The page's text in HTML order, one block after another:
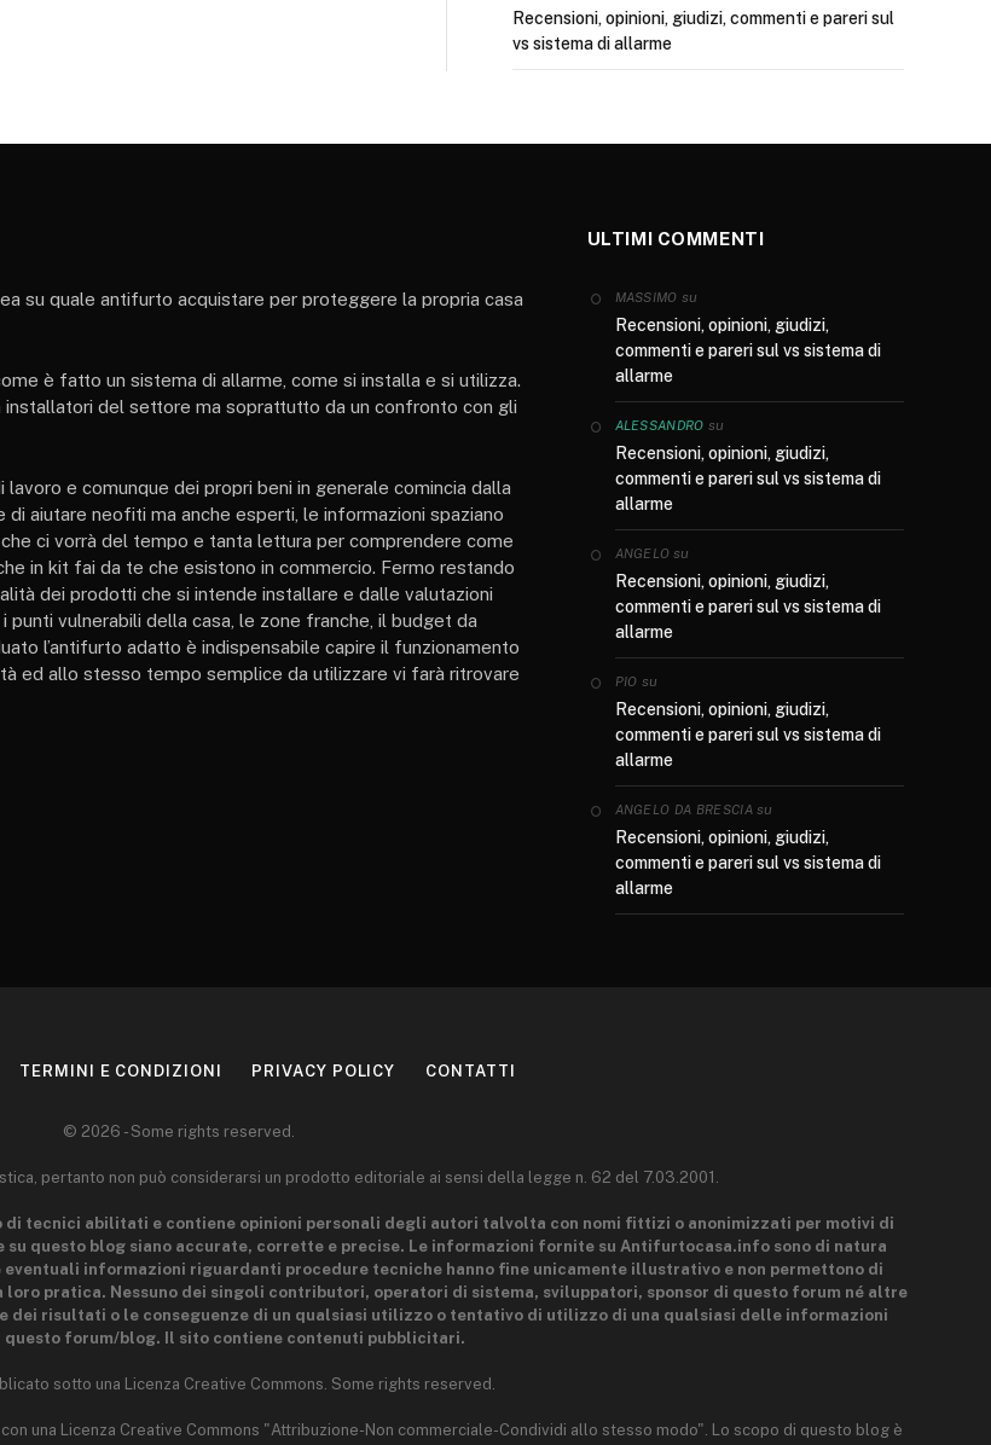
Recensioni, opinioni, giudizi, commenti e pareri sul
vs sistema di allarme
su quale antifurto acquistare per proteggere la propria casa
è fatto un sistema di allarme, come si installa e si utilizza.
del settore ma soprattutto da un confronto con gli
e comunque dei propri beni in generale comincia dalla
aiutare neofiti ma anche esperti, le informazioni spaziano
ci vorrà del tempo e tanta lettura per comprendere come
in kit fai da te che esistono in commercio. Fermo restando
dei prodotti che si intende installare e dalle valutazioni
vulnerabili della casa, le zone franche, il budget da
l’antifurto adatto è indispensabile capire il funzionamento
ed allo stesso tempo semplice da utilizzare vi farà ritrovare
ULTIMI COMMENTI
MASSIMO su
Recensioni, opinioni, giudizi,
commenti e pareri sul vs sistema di
allarme
ALESSANDRO su
Recensioni, opinioni, giudizi,
commenti e pareri sul vs sistema di
allarme
ANGELO su
Recensioni, opinioni, giudizi,
commenti e pareri sul vs sistema di
allarme
PIO su
Recensioni, opinioni, giudizi,
commenti e pareri sul vs sistema di
allarme
ANGELO DA BRESCIA su
Recensioni, opinioni, giudizi,
commenti e pareri sul vs sistema di
allarme
TERMINI E CONDIZIONI PRIVACY POLICY CONTATTI
© 2026 - Some rights reserved.
pertanto non può considerarsi un prodotto editoriale ai sensi della legge n. 62 del 7.03.2001.
tecnici abilitati e contiene opinioni personali degli autori talvolta con nomi fittizi o anonimizzati per motivi di
questo blog siano accurate, corrette e precise. Le informazioni fornite su Antifurtocasa.info sono di natura
informazioni riguardanti procedure tecniche hanno fine unicamente illustrativo e non permettono di
pratica. Nessuno dei singoli contributori, operatori di sistema, sviluppatori, sponsor di questo forum né altre
dei risultati o le conseguenze di un qualsiasi utilizzo o tentativo di utilizzo di una qualsiasi delle informazioni
questo forum/blog. Il sito contiene contenuti pubblicitari.
sotto una Licenza Creative Commons. Some rights reserved.
una Licenza Creative Commons "Attribuzione-Non commerciale-Condividi allo stesso modo". Lo scopo di questo blog è